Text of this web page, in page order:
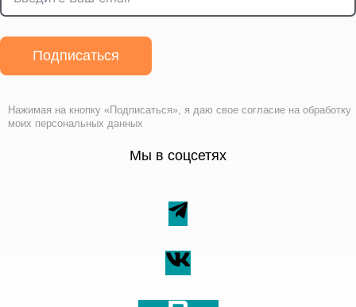
Подписаться
Нажимая на кнопку «Подписаться», я даю свое согласие на обработку
моих персональных данных
Мы в соцсетях